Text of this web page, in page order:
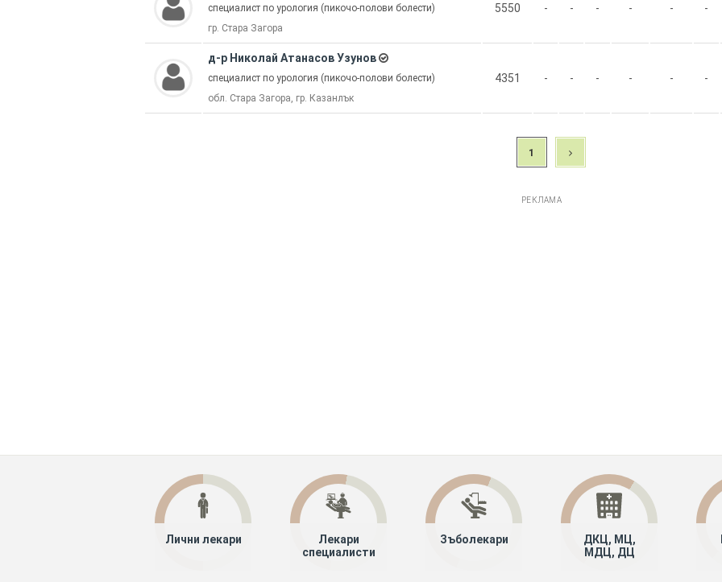
специалист по урология (пикочо-полови болести)
гр. Стара Загора
5550 - - - - - -
д-р Николай Атанасов Узунов
специалист по урология (пикочо-полови болести)
обл. Стара Загора, гр. Казанлък
4351 - - - - - -
1
РЕКЛАМА
Лични лекари
Лекари
специалисти
Зъболекари
ДКЦ, МЦ,
МДЦ, ДЦ